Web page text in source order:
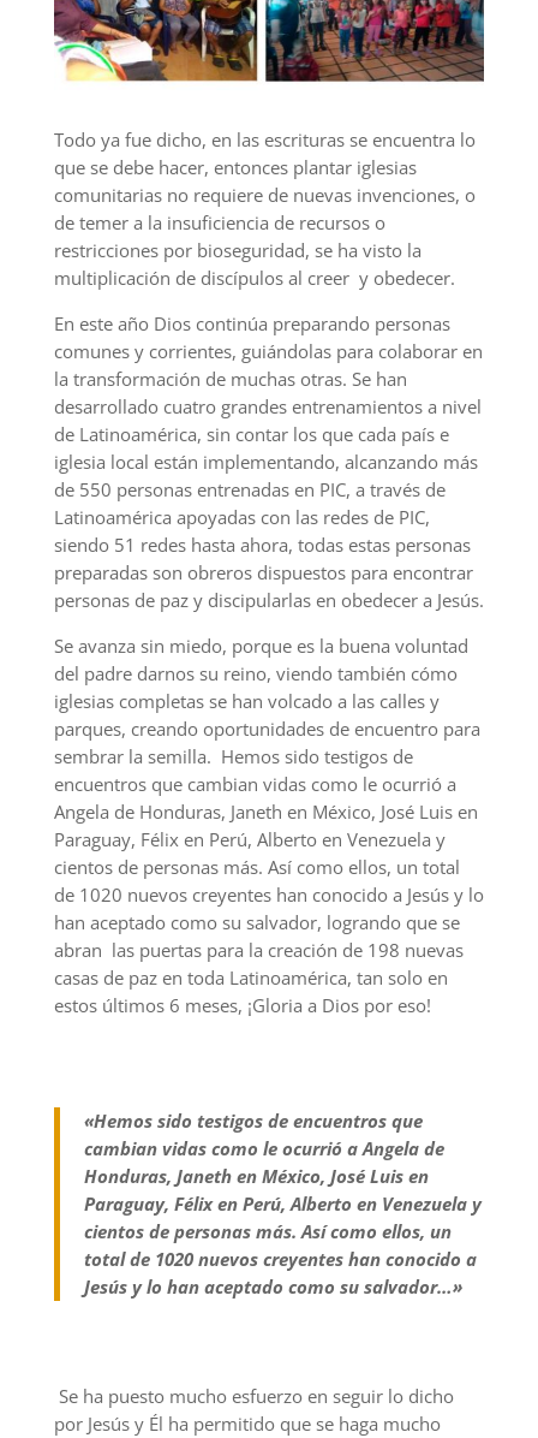
Todo ya fue dicho, en las escrituras se encuentra lo
que se debe hacer, entonces plantar iglesias
comunitarias no requiere de nuevas invenciones, o
de temer a la insuficiencia de recursos o
restricciones por bioseguridad, se ha visto la
multiplicación de discípulos al creer y obedecer.
En este año Dios continúa preparando personas
comunes y corrientes, guiándolas para colaborar en
la transformación de muchas otras. Se han
desarrollado cuatro grandes entrenamientos a nivel
de Latinoamérica, sin contar los que cada país e
iglesia local están implementando, alcanzando más
de 550 personas entrenadas en PIC, a través de
Latinoamérica apoyadas con las redes de PIC,
siendo 51 redes hasta ahora, todas estas personas
preparadas son obreros dispuestos para encontrar
personas de paz y discipularlas en obedecer a Jesús.
Se avanza sin miedo, porque es la buena voluntad
del padre darnos su reino, viendo también cómo
iglesias completas se han volcado a las calles y
parques, creando oportunidades de encuentro para
sembrar la semilla. Hemos sido testigos de
encuentros que cambian vidas como le ocurrió a
Angela de Honduras, Janeth en México, José Luis en
Paraguay, Félix en Perú, Alberto en Venezuela y
cientos de personas más. Así como ellos, un total
de 1020 nuevos creyentes han conocido a Jesús y lo
han aceptado como su salvador, logrando que se
abran las puertas para la creación de 198 nuevas
casas de paz en toda Latinoamérica, tan solo en
estos últimos 6 meses, ¡Gloria a Dios por eso!
«Hemos sido testigos de encuentros que
cambian vidas como le ocurrió a Angela de
Honduras, Janeth en México, José Luis en
Paraguay, Félix en Perú, Alberto en Venezuela y
cientos de personas más. Así como ellos, un
total de 1020 nuevos creyentes han conocido a
Jesús y lo han aceptado como su salvador…»
Se ha puesto mucho esfuerzo en seguir lo dicho
por Jesús y Él ha permitido que se haga mucho